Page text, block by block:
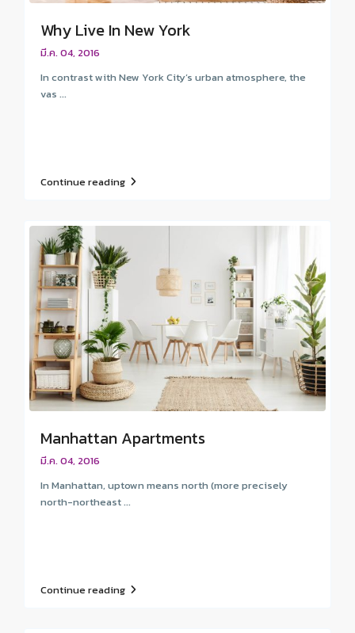
Why Live In New York
มี.ค. 04, 2016
In contrast with New York City’s urban atmosphere, the
vas ...
Continue reading
Manhattan Apartments
มี.ค. 04, 2016
In Manhattan, uptown means north (more precisely
north-northeast ...
Continue reading